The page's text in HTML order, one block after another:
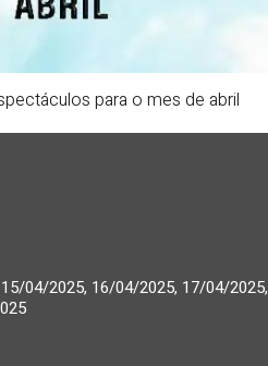
para o mes de abril
04/2025, 16/04/2025, 17/04/2025,